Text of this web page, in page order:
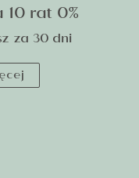
10 rat 0%
za 30 dni